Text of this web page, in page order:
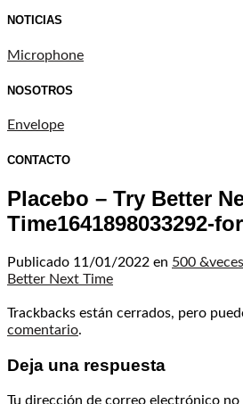
NOTICIAS
Microphone
NOSOTROS
Envelope
CONTACTO
Placebo – Try Better
Time1641898033292-
Publicado 11/01/2022 en 500
Better Next Time
Trackbacks están cerrados, pero
comentario.
Deja una respuesta
Tu dirección de correo electrónico no